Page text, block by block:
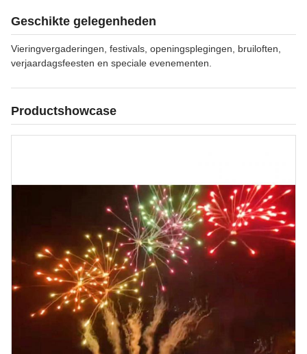
Geschikte gelegenheden
Vieringvergaderingen, festivals, openingsplegingen, bruiloften,
verjaardagsfeesten en speciale evenementen.
Productshowcase